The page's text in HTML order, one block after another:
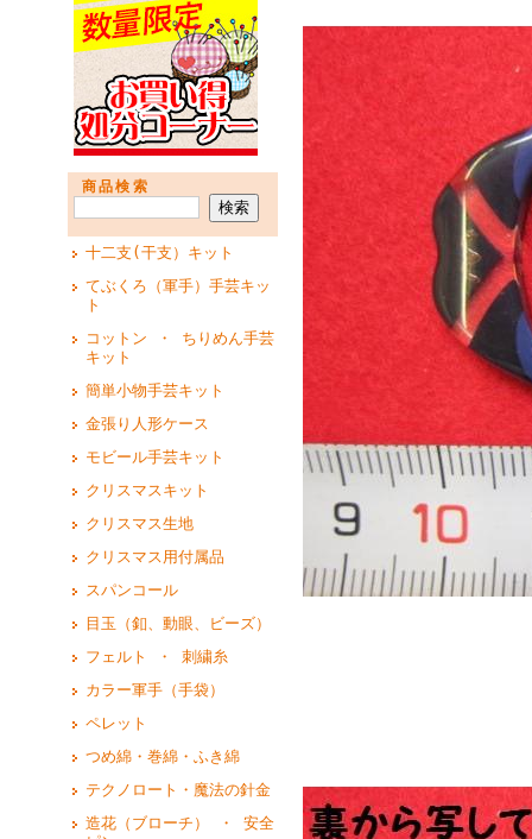
商品検索
十二支(干支）キット
てぶくろ（軍手）手芸キッ
ト
コットン ・ ちりめん手芸
キット
簡単小物手芸キット
金張り人形ケース
モビール手芸キット
クリスマスキット
クリスマス生地
クリスマス用付属品
スパンコール
目玉（釦、動眼、ビーズ）
フェルト ・ 刺繍糸
カラー軍手（手袋）
ペレット
つめ綿・巻綿・ふき綿
テクノロート・魔法の針金
造花（ブローチ） ・ 安全